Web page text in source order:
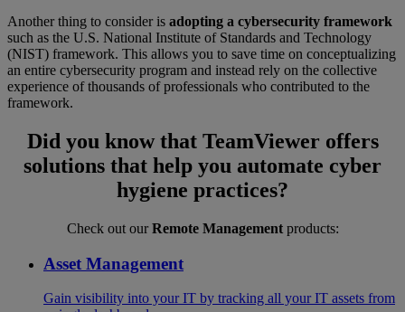
Another thing to consider is adopting a cybersecurity framework
such as the U.S. National Institute of Standards and Technology
(NIST) framework. This allows you to save time on conceptualizing
an entire cybersecurity program and instead rely on the collective
experience of thousands of professionals who contributed to the
framework.
Did you know that TeamViewer offers
solutions that help you automate cyber
hygiene practices?
Check out ourRemote Management products:
Asset Management
Gain visibility into your IT by tracking all your IT assets from